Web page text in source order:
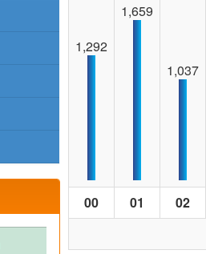
1,292
1,659
1,037
00 01 02